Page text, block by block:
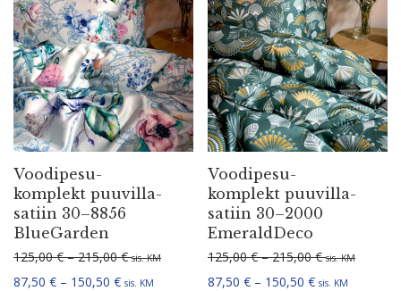
Voodi­pe­su­
komplekt puuvil­la­
satiin 30–8856
BlueGarden
125,00€ – 215,00€Hinnavahemik: 125,00 € kuni 215,00 €
sis. KM
87,50 € – 150,50 €Hinnavahemik: 87,50 € kuni 150,50 €
sis. KM
Voodi­pe­su­
komplekt puuvil­la­
satiin 30–2000
EmeraldDeco
125,00€ – 215,00€ sis. KM
87,50 € – 150,50 € sis. KM